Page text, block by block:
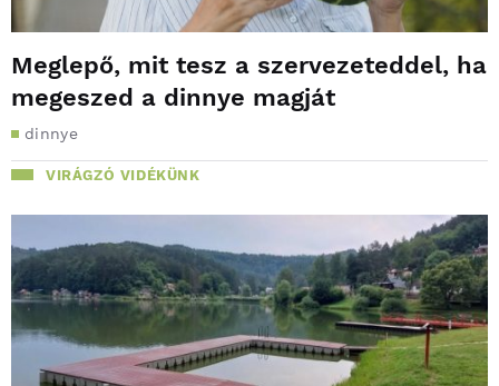
Meglepő, mit tesz a szervezeteddel, ha
megeszed a dinnye magját
dinnye
VIRÁGZÓ VIDÉKÜNK